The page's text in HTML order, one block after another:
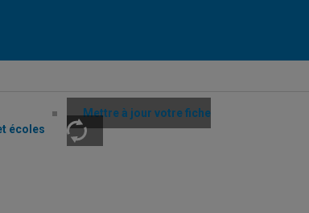
écoles
Mettre à jour votre fiche